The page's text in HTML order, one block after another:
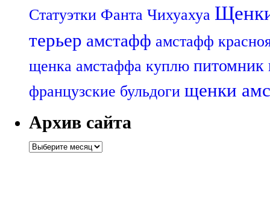
Статуэтки Фанта Чихуахуа
терьер амстафф амстафф
щенка амстаффа куплю питомник
французские бульдоги щенки
Архив сайта